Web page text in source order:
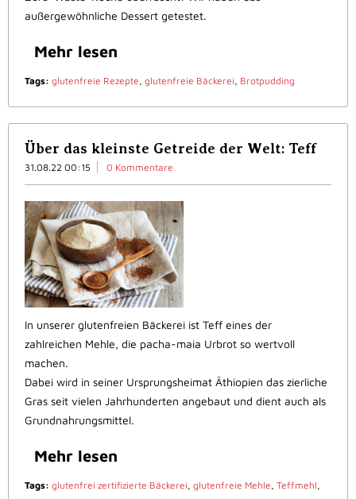
außergewöhnliche Dessert getestet.
Mehr lesen
Tags: glutenfreie Rezepte, glutenfreie Bäckerei, Brotpudding
Über das kleinste Getreide der Welt: Teff
31.08.22 00:15 0 Kommentare
In unserer glutenfreien Bäckerei ist Teff eines der
zahlreichen Mehle, die pacha-maia Urbrot so wertvoll
machen.
Dabei wird in seiner Ursprungsheimat Äthiopien das zierliche
Gras seit vielen Jahrhunderten angebaut und dient auch als
Grundnahrungsmittel.
Mehr lesen
Tags: glutenfrei zertifizierte Bäckerei, glutenfreie Mehle, Teffmehl,